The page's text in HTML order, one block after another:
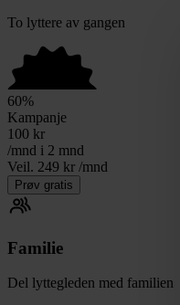
To lyttere av gangen
60%
Kampanje
100 kr
/mnd i 2 mnd
Veil. 249 kr /mnd
Prøv gratis
Familie
Del lyttegleden med familien